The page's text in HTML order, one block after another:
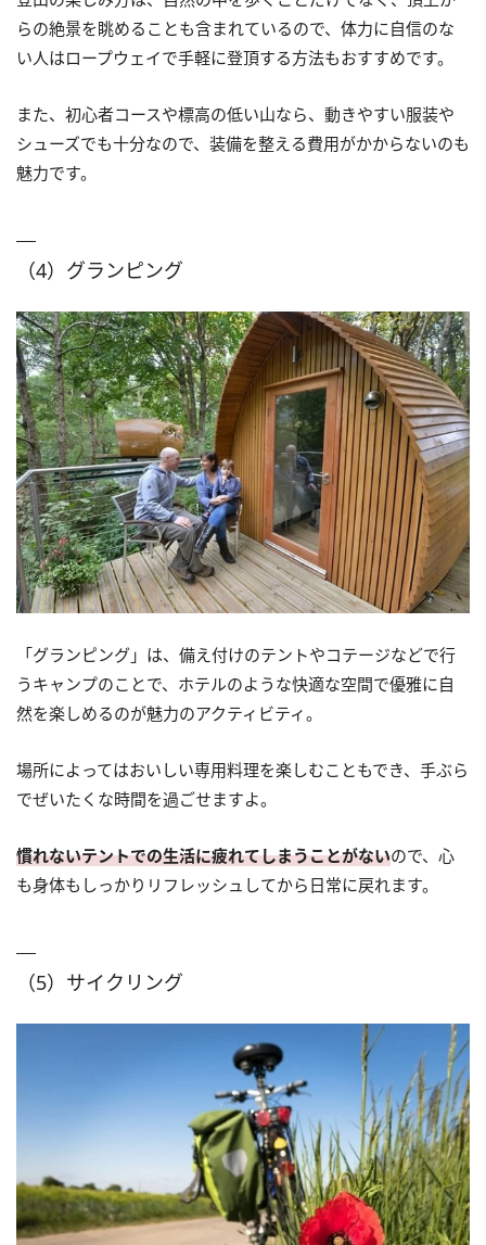
らの絶景を眺めることも含まれているので、体力に自信のな
い人はロープウェイで手軽に登頂する方法もおすすめです。
また、初心者コースや標高の低い山なら、動きやすい服装や
シューズでも十分なので、装備を整える費用がかからないのも
魅力です。
（4）グランピング
「グランピング」は、備え付けのテントやコテージなどで行
うキャンプのことで、ホテルのような快適な空間で優雅に自
然を楽しめるのが魅力のアクティビティ。
場所によってはおいしい専用料理を楽しむこともでき、手ぶら
でぜいたくな時間を過ごせますよ。
慣れないテントでの生活に疲れてしまうことがないので、心
も身体もしっかりリフレッシュしてから日常に戻れます。
（5）サイクリング